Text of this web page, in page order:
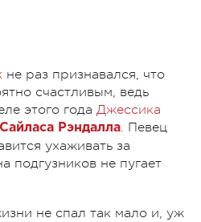
не раз признавался, что
счастливым, ведь
этого года Джессика
Рэндалла. Певец
ухаживать за
подгузников не пугает
не спал так мало и, уж